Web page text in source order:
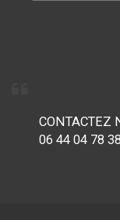
CONTACTEZ
06 44 04 78 38